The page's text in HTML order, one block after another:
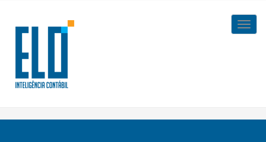
content